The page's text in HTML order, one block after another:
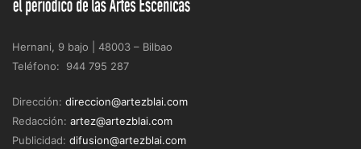
Hernani, 9 bajo | 48003 – Bilbao
Teléfono: 944 795 287
Dirección: direccion@artezblai.com
Redacción: artez@artezblai.com
Publicidad: difusion@artezblai.com